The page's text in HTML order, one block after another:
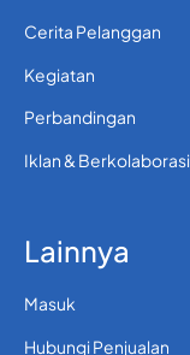
Cerita Pelanggan
Kegiatan
Perbandingan
Iklan & Berkolaborasi
Lainnya
Masuk
Hubungi Penjualan